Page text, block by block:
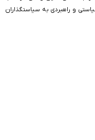
و راهبردی به سیاستگذاران